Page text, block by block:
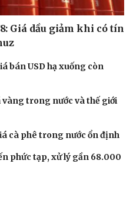
Giá dầu giảm khi có tín
bán USD hạ xuống còn
vàng trong nước và thế giới
cà phê trong nước ổn định
phức tạp, xử lý gần 68.000